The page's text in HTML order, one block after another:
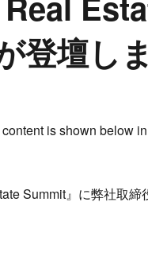
登壇し
is shown below
Summit』に弊社取締